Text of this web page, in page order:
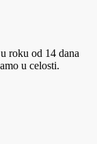
roku od 14 dana
u celosti.